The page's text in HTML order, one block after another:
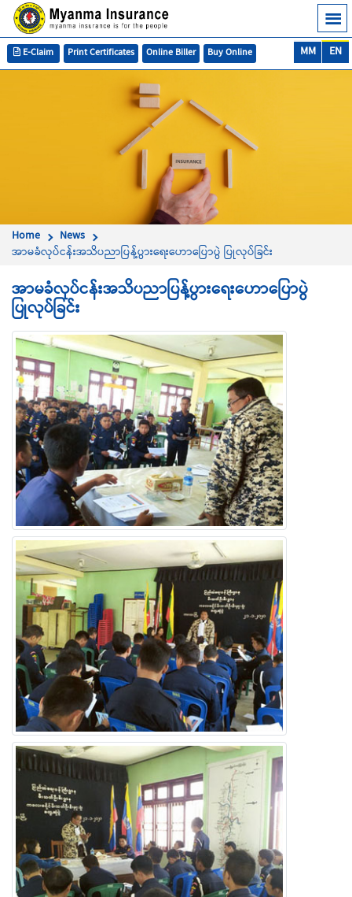
EN
MM
Buy Online
Online Biller
Print Certificates
E-Claim
Home
News
အာမခံလုပ်ငန်းအသိပညာပြန့်ပွားရေးဟောပြောပွဲ ပြုလုပ်ခြင်း
အာမခံလုပ်ငန်းအသိပညာပြန့်ပွားရေးဟောပြောပွဲ
ပြုလုပ်ခြင်း